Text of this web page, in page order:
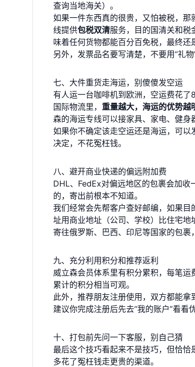
查询当地海关）。
如果一件东西真的很贵，又怕被税，
线提供包税双清服务，目的国清关和税
味着任何货物都能百分百免税，最终还
另外，发票品名要写清楚，不要用“礼物
七、大件重货走海运，别傻傻发空运
有人运一台咖啡机到欧洲，空运费花
国际物流里， 重量越大，海运的优势越
森的海运专线可以接家具、家电、健身
如果你不确定该走空运还是海运，可
决定，不花冤枉钱。
八、避开商业快递的偏远附加费
DHL、FedEx对偏远地区的包裹会加收
的，寄出前根本不知道。
我们经常会先帮客户查好邮编，如果
址用商业地址（公司、学校）比住宅地
寄往俄罗斯、巴西、印尼等国家的包裹
九、充分利用积分和推荐返利
威立森会员体系里有积分累积，每笔运
累计的积分相当可观。
此外，推荐朋友注册使用，双方都能拿
建议你完成注册后先去“我的账户”看看
十、打包前先问一下客服，别自己猜
最后这个技巧看起来不是技巧，但恰
多花了冤枉钱走更贵的渠道。